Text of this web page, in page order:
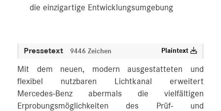
die einzigartige Entwicklungsumgebung
Pressetext 9446 Zeichen Plaintext
Mit dem neuen, modern ausgestatteten und
flexibel nutzbaren Lichtkanal erweitert
Mercedes‑Benz abermals die vielfältigen
Erprobungsmöglichkeiten des Prüf- und